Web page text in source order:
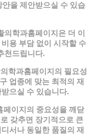
을 제안받으실 수 있습
학과홈페이지은 더 이
용 부담 없이 시작할 수
천드립니다.
학과홈페이지의 필요성
업종에 맞는 최적의 재
으실 수 있습니다.
페이지의 중요성을 깨닫
갖추면 장기적으로 큰
서나 동일한 품질의 재